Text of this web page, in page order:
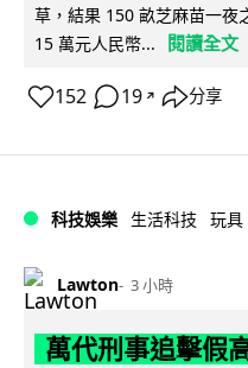
草，結果 150 畝芝麻苗一夜
15 萬元人民幣...
閱讀全文
152 19 ↗ 分享
科技娛樂 生活科技 玩具
Lawton 3 小時
萬代刑事追擊假